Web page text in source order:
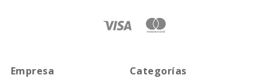
Empresa Categorías